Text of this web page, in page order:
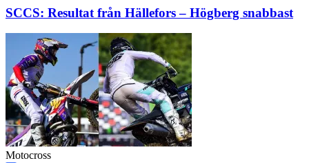
SCCS: Resultat från Hällefors – Högberg snabbast
Motocross